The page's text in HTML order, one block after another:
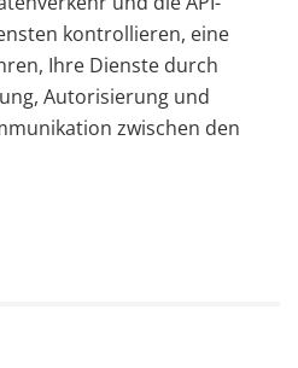
kontrollieren, eine
Ihre Dienste durch
Autorisierung und
zwischen den